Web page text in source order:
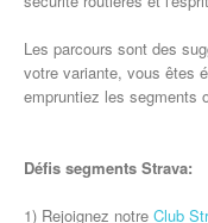
Les parcours sont des
votre variante, vous êtes
empruntiez les segments
Défis segments Strava:
1) Rejoignez notre Club